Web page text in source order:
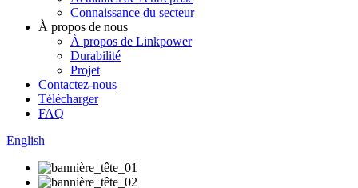
Connaissance du secteur
À propos de nous
À propos de Linkpower
Durabilité
Projet
Contactez-nous
Télécharger
FAQ
English